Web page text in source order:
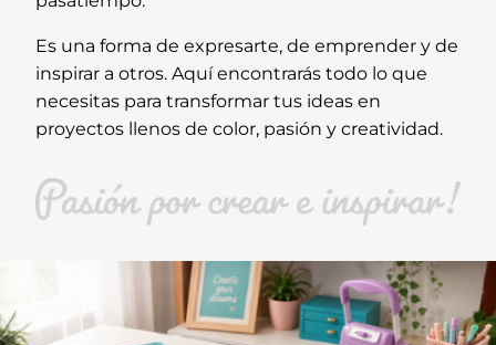
Es una forma de expresarte, de emprender y de
inspirar a otros. Aquí encontrarás todo lo que
necesitas para transformar tus ideas en
proyectos llenos de color, pasión y creatividad.